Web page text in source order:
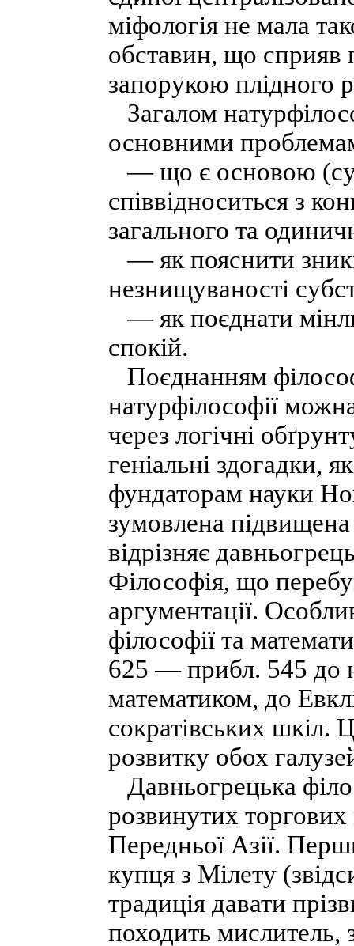
міфологія не мала
обставин, що сприяв
запорукою плідного
Загалом
основними
— що є основою
співвідноситься з
загального та
— як пояснити
незнищуваності
— як поєднати
спокій.
Поєднанням
натурфілософії
через логічні
геніальні здогадки,
фундаторам науки
зумовлена підвищена
відрізняє
Філософія, що
аргументації.
філософії та
625 — прибл. 545 до
математиком, до
сократівських шкіл.
розвитку обох
Давньогрецька
розвинутих
Передньої Азії.
купця з Мілету
традиція давати
походить мислитель,